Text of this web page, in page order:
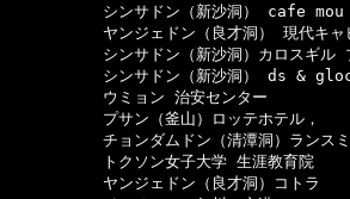
シンサドン（新沙洞） cafe mou　[
ヤンジェドン（良才洞） 現代キャ
シンサドン（新沙洞）カロスギル プ
シンサドン（新沙洞） ds &
ウミョン 治安センター
プサン（釜山）ロッテホテル，
チョンダムドン（清潭洞）ランスミ
トクソン女子大学 生涯教育院
ヤンジェドン（良才洞）コトラ